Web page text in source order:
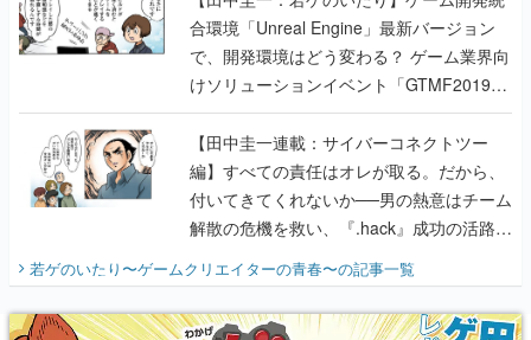
合環境「Unreal Engine」最新バージョン
で、開発環境はどう変わる？ ゲーム業界向
けソリューションイベント「GTMF2019」
に行って、より理解を深めよう【PR】
【田中圭一連載：サイバーコネクトツー
編】すべての責任はオレが取る。だから、
付いてきてくれないか──男の熱意はチーム
解散の危機を救い、『.hack』成功の活路を
開く。業界の快男児・松山 洋に流れる血は
『少年ジャンプ』色だった【若ゲのいた
り】
若ゲのいたり〜ゲームクリエイターの青春〜の記事一覧